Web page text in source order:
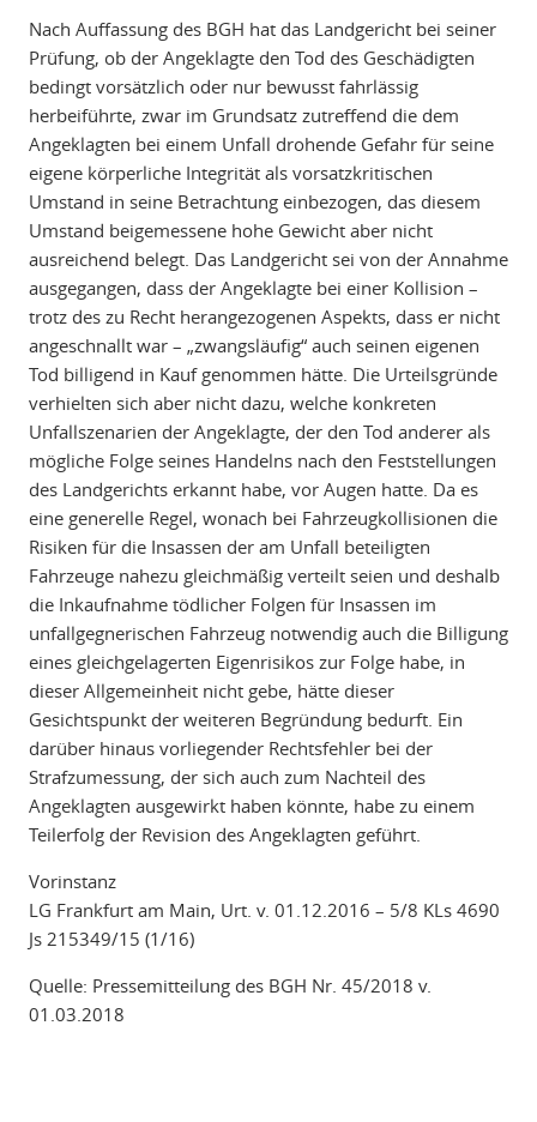
Nach Auffassung des BGH hat das Landgericht bei seiner
Prüfung, ob der Angeklagte den Tod des Geschädigten
bedingt vorsätzlich oder nur bewusst fahrlässig
herbeiführte, zwar im Grundsatz zutreffend die dem
Angeklagten bei einem Unfall drohende Gefahr für seine
eigene körperliche Integrität als vorsatzkritischen
Umstand in seine Betrachtung einbezogen, das diesem
Umstand beigemessene hohe Gewicht aber nicht
ausreichend belegt. Das Landgericht sei von der Annahme
ausgegangen, dass der Angeklagte bei einer Kollision –
trotz des zu Recht herangezogenen Aspekts, dass er nicht
angeschnallt war – „zwangsläufig“ auch seinen eigenen
Tod billigend in Kauf genommen hätte. Die Urteilsgründe
verhielten sich aber nicht dazu, welche konkreten
Unfallszenarien der Angeklagte, der den Tod anderer als
mögliche Folge seines Handelns nach den Feststellungen
des Landgerichts erkannt habe, vor Augen hatte. Da es
eine generelle Regel, wonach bei Fahrzeugkollisionen die
Risiken für die Insassen der am Unfall beteiligten
Fahrzeuge nahezu gleichmäßig verteilt seien und deshalb
die Inkaufnahme tödlicher Folgen für Insassen im
unfallgegnerischen Fahrzeug notwendig auch die Billigung
eines gleichgelagerten Eigenrisikos zur Folge habe, in
dieser Allgemeinheit nicht gebe, hätte dieser
Gesichtspunkt der weiteren Begründung bedurft. Ein
darüber hinaus vorliegender Rechtsfehler bei der
Strafzumessung, der sich auch zum Nachteil des
Angeklagten ausgewirkt haben könnte, habe zu einem
Teilerfolg der Revision des Angeklagten geführt.
Vorinstanz
LG Frankfurt am Main, Urt. v. 01.12.2016 – 5/8 KLs 4690
Js 215349/15 (1/16)
Quelle: Pressemitteilung des BGH Nr. 45/2018 v.
01.03.2018